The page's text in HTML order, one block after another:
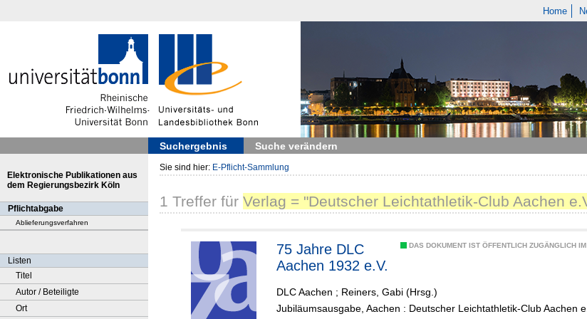
Home
Suchergebnis Suche verändern
Elektronische Publikationen aus
dem Regierungsbezirk Köln
Pflichtabgabe
Ablieferungsverfahren
Listen
Titel
Autor / Beteiligte
Ort
Sie sind hier: E-Pflicht-Sammlung
1 Treffer für Verlag = "Deutscher Leichtathletik-Club Aachen
DAS DOKUMENT IST ÖFFENTLICH ZUGÄNGLICH
75 Jahre DLC
Aachen 1932 e.V.
DLC Aachen ; Reiners, Gabi (Hrsg.)
Jubiläumsausgabe, Aachen : Deutscher Leichtathletik-Club Aachen